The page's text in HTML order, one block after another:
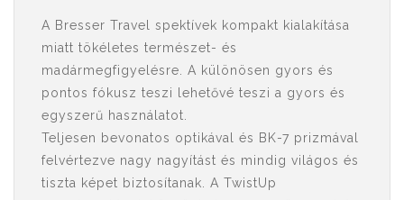
A Bresser Travel spektívek kompakt kialakítása
miatt tökéletes természet- és
madármegfigyelésre. A különösen gyors és
pontos fókusz teszi lehetővé teszi a gyors és
egyszerű használatot.
Teljesen bevonatos optikával és BK-7 prizmával
felvértezve nagy nagyítást és mindig világos és
tiszta képet biztosítanak. A TwistUp